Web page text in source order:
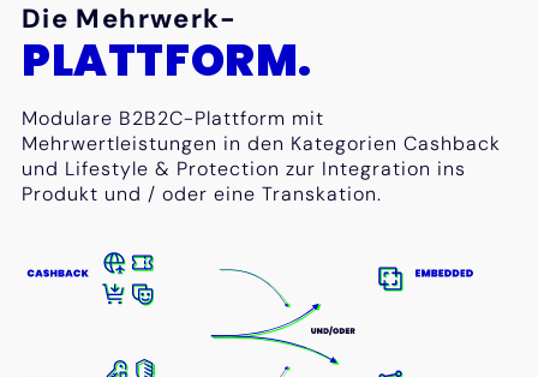
Die Mehrwerk-
PLATTFORM.
Modulare B2B2C-Plattform mit
Mehrwertleistungen in den Kategorien Cashback
und Lifestyle & Protection zur Integration ins
Produkt und / oder eine Transkation.